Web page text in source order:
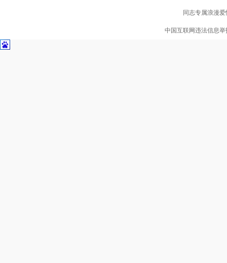
同志专属浪漫
中国互联网违法信息